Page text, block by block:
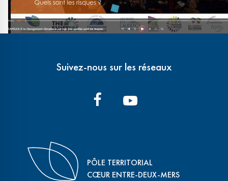
Suivez-nous sur les réseaux
PÔLE TERRITORIAL
CŒUR ENTRE-DEUX-MERS